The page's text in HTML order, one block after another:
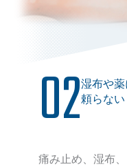
02湿布や薬
頼らない
痛み止め、湿布